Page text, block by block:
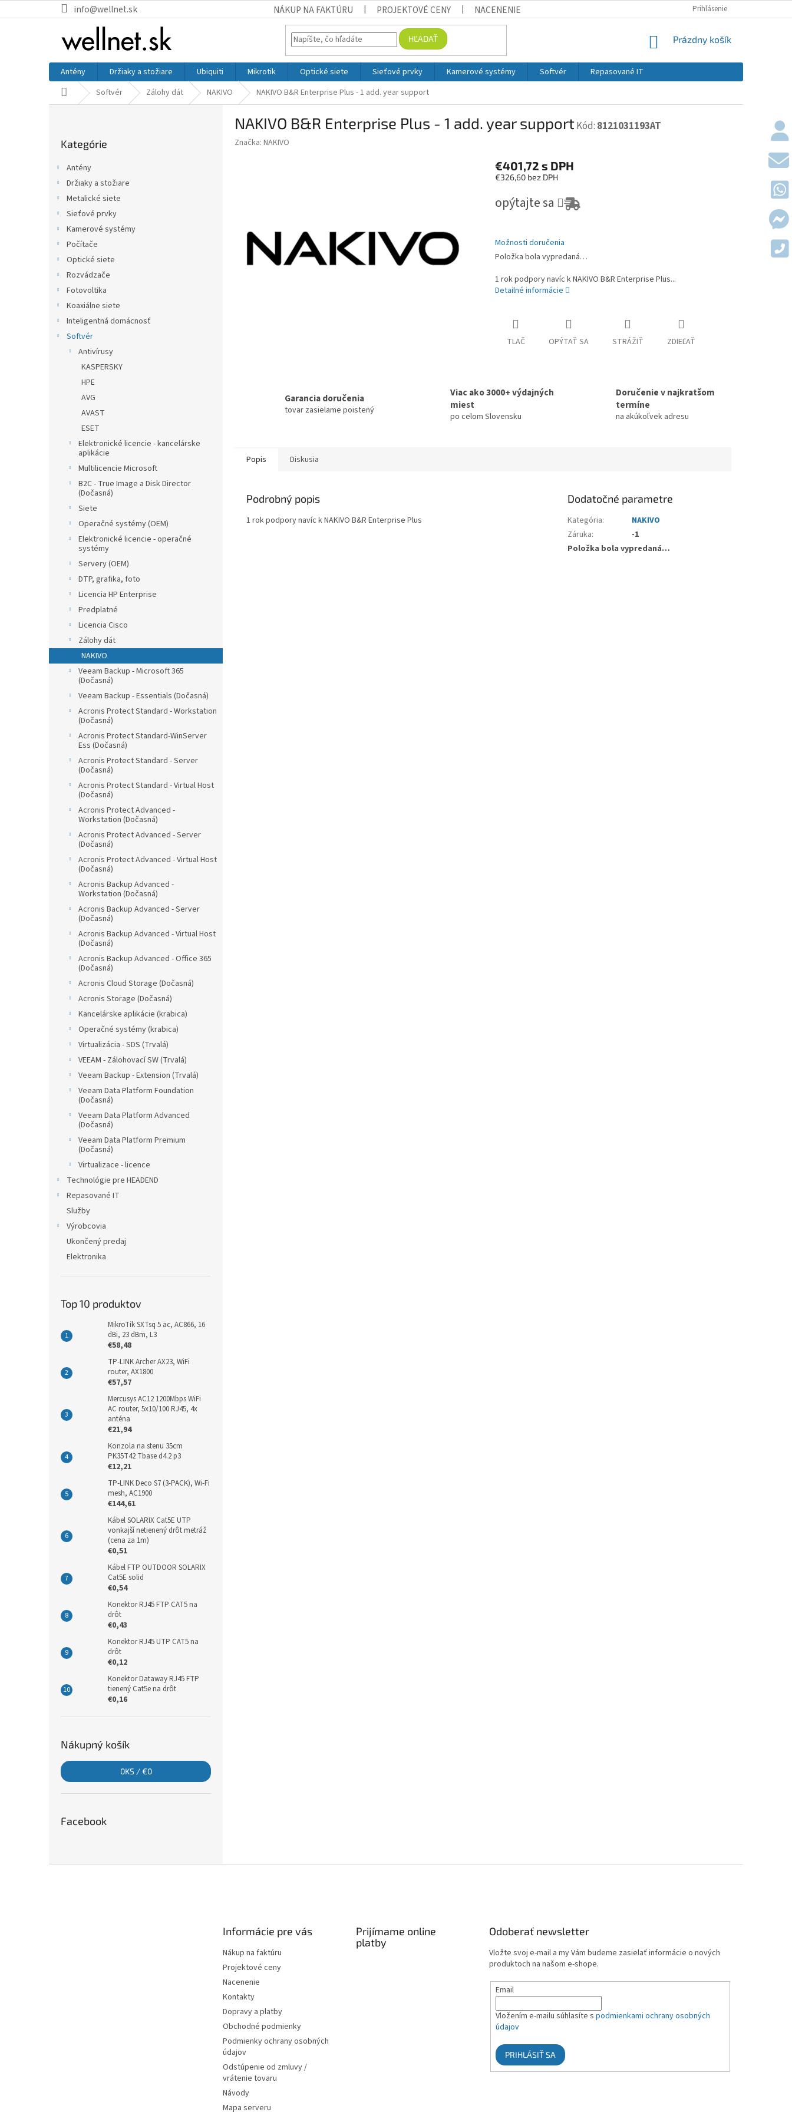
info@wellnet.sk NÁKUP NA FAKTÚRU PROJEKTOVÉ CENY NACENENIE OBCHODNÉ
Prihlásenie
HĽADAŤ NÁKUPNÝ KOŠÍK
Prázdny košík
Antény Držiaky a stožiare Ubiquiti Mikrotik Optické siete Sieťové prvky Kamerové systémy Softvér
Repasované IT
DomovSoftvér Zálohy dát NAKIVO NAKIVO B&R Enterprise Plus - 1 add. year support
Kategórie
Antény
Držiaky a stožiare
Metalické siete
Sieťové prvky
Kamerové systémy
Počítače
Optické siete
Rozvádzače
Fotovoltika
Koaxiálne siete
Inteligentná domácnosť
Softvér
Antivírusy
KASPERSKY
HPE
AVG
AVAST
ESET
Elektronické licencie - kancelárske
aplikácie
Multilicencie Microsoft
B2C - True Image a Disk Director
(Dočasná)
Siete
Operačné systémy (OEM)
Elektronické licencie - operačné
systémy
Servery (OEM)
DTP, grafika, foto
Licencia HP Enterprise
Predplatné
Licencia Cisco
Zálohy dát
NAKIVO
Veeam Backup - Microsoft 365
(Dočasná)
Veeam Backup - Essentials (Dočasná)
Acronis Protect Standard - Workstation
(Dočasná)
Acronis Protect Standard-WinServer
Ess (Dočasná)
Acronis Protect Standard - Server
(Dočasná)
Acronis Protect Standard - Virtual Host
(Dočasná)
Acronis Protect Advanced -
Workstation (Dočasná)
Acronis Protect Advanced - Server
(Dočasná)
Acronis Protect Advanced - Virtual Host
(Dočasná)
Acronis Backup Advanced -
Workstation (Dočasná)
Acronis Backup Advanced - Server
(Dočasná)
Acronis Backup Advanced - Virtual Host
(Dočasná)
Acronis Backup Advanced - Office 365
(Dočasná)
Acronis Cloud Storage (Dočasná)
Acronis Storage (Dočasná)
Kancelárske aplikácie (krabica)
Operačné systémy (krabica)
Virtualizácia - SDS (Trvalá)
VEEAM - Zálohovací SW (Trvalá)
Veeam Backup - Extension (Trvalá)
Veeam Data Platform Foundation
(Dočasná)
Veeam Data Platform Advanced
(Dočasná)
Veeam Data Platform Premium
(Dočasná)
Virtualizace - licence
Technológie pre HEADEND
Repasované IT
Služby
Výrobcovia
Ukončený predaj
Elektronika
Top 10 produktov
MikroTik SXTsq 5 ac, AC866, 16
dBi, 23 dBm, L3
€58,48
TP-LINK Archer AX23, WiFi
router, AX1800
€57,57
Mercusys AC12 1200Mbps WiFi
AC router, 5x10/100 RJ45, 4x
anténa
€21,94
Konzola na stenu 35cm
PK35T42 Tbase d4.2 p3
€12,21
TP-LINK Deco S7 (3-PACK), Wi-Fi
mesh, AC1900
€144,61
Kábel SOLARIX Cat5E UTP
vonkajší netienený drôt metráž
(cena za 1m)
€0,51
Kábel FTP OUTDOOR SOLARIX
Cat5E solid
€0,54
Konektor RJ45 FTP CAT5 na
drôt
€0,43
Konektor RJ45 UTP CAT5 na
drôt
€0,12
Konektor Dataway RJ45 FTP
tienený Cat5e na drôt
€0,16
Nákupný košík
0KS /€0
Facebook
NAKIVO B&R Enterprise Plus - 1 add. year supportKód: 8121031193AT
Značka: NAKIVO
€401,72 s DPH
€326,60 bez DPH
opýtajte sa
Možnosti doručenia
Položka bola vypredaná…
1 rok podpory navíc k NAKIVO B&R Enterprise Plus...
Detailné informácie
TLAČ OPÝTAŤ SA STRÁŽIŤ ZDIEĽAŤ
Garancia doručenia
tovar zasielame poistený
Viac ako 3000+ výdajných
miest
po celom Slovensku
Doručenie v najkratšom
termíne
na akúkoľvek adresu
Popis Diskusia
Podrobný popis
1 rok podpory navíc k NAKIVO B&R Enterprise Plus
Dodatočné parametre
Kategória:
NAKIVO
Záruka:
-1
Položka bola vypredaná…
Informácie pre vás
Nákup na faktúru
Projektové ceny
Nacenenie
Kontakty
Dopravy a platby
Obchodné podmienky
Podmienky ochrany osobných
údajov
Odstúpenie od zmluvy /
vrátenie tovaru
Návody
Mapa serveru
Prijímame online
platby
Odoberať newsletter
Vložte svoj e-mail a my Vám budeme zasielať informácie o nových
produktoch na našom e-shope.
Email
Vložením e-mailu súhlasíte spodmienkami ochrany osobných
údajov
PRIHLÁSIŤ SA